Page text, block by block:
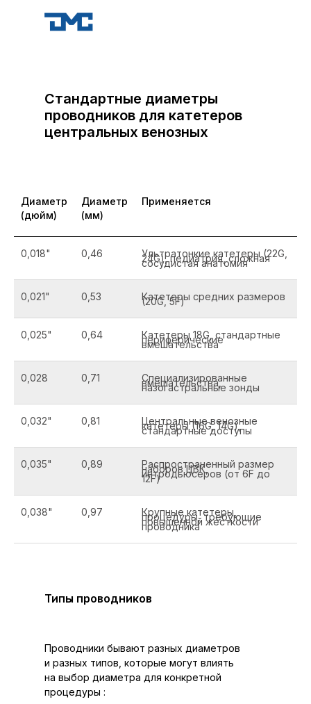
Стандартные диаметры
проводников для катетеров
центральных венозных
Диаметр
(дюйм)
Диаметр
(мм)
Применяется
0,018" 0,46 Ультратонкие катетеры (22G,
24G), педиатрия, сложная
сосудистая анатомия
0,021" 0,53 Катетеры средних размеров
(20G, 5F)
0,025" 0,64 Катетеры 18G, стандартные
периферические
вмешательства
0,028 0,71 Специализированные
вмешательства,
назогастральные зонды
0,032" 0,81 Центральные венозные
катетеры (16G, 14G),
стандартные доступы
0,035" 0,89 Распространенный размер
наборов ЦВК,
интродьюсеров (от 6F до
12F)
0,038" 0,97 Крупные катетеры,
процедуры, требующие
повышенной жесткости
проводника
Типы проводников
Проводники бывают разных диаметров
и разных типов, которые могут влиять
на выбор диаметра для конкретной
процедуры :